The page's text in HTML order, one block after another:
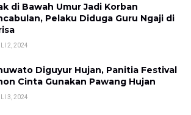
di Bawah Umur Jadi Korban
Pelaku Diduga Guru Ngaji di
2, 2024
Diguyur Hujan, Panitia Festival
Cinta Gunakan Pawang Hujan
3, 2024